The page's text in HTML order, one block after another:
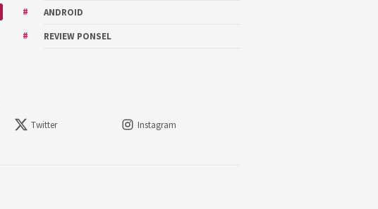
ANDROID
REVIEW PONSEL
Twitter Instagram